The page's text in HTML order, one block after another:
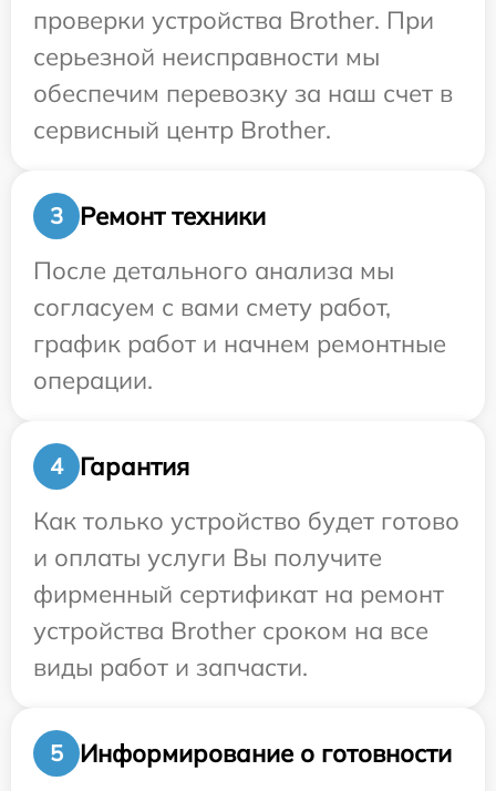
проверки устройства Brother. При
серьезной неисправности мы
обеспечим перевозку за наш счет в
сервисный центр Brother.
3
Ремонт техники
После детального анализа мы
согласуем с вами смету работ,
график работ и начнем ремонтные
операции.
4
Гарантия
Как только устройство будет готово
и оплаты услуги Вы получите
фирменный сертификат на ремонт
устройства Brother сроком на все
виды работ и запчасти.
5
Информирование о готовности